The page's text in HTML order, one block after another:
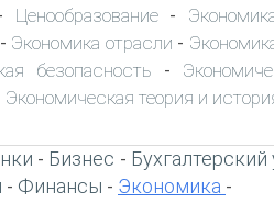
Ценообразование-
- Экономика отрасли -
безопасность -
Экономическая теория и
- Бизнес - Бухгалтерский
- Финансы - Экономика -